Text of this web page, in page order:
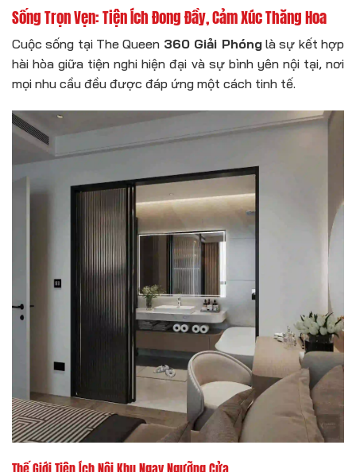
Sống Trọn Vẹn: Tiện Ích Đong Đầy, Cảm Xúc Thăng Hoa
Cuộc sống tại The Queen 360 Giải Phónglà sự kết hợp
hài hòa giữa tiện nghi hiện đại và sự bình yên nội tại, nơi
mọi nhu cầu đều được đáp ứng một cách tinh tế.